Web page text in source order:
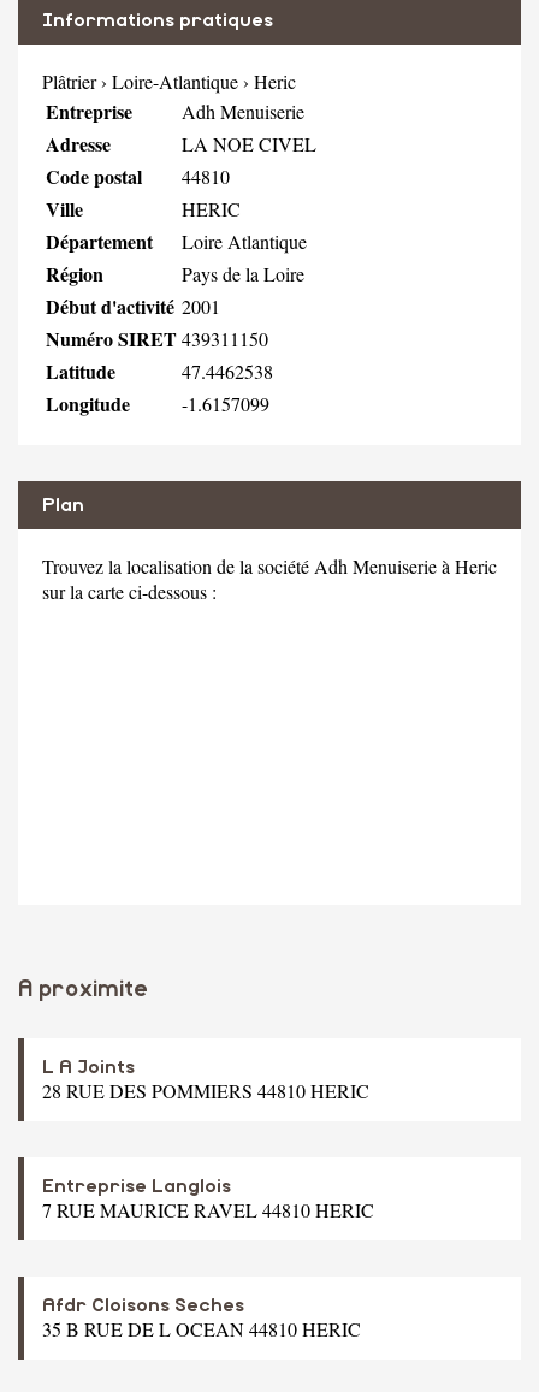
Informations pratiques
Plâtrier› Loire-Atlantique› Heric
Entreprise Adh Menuiserie
Adresse LA NOE CIVEL
Code postal 44810
Ville HERIC
Département Loire Atlantique
Région Pays de la Loire
Début d'activité 2001
Numéro SIRET439311150
Latitude 47.4462538
Longitude -1.6157099
Plan
Trouvez la localisation de la société Adh Menuiserie à Heric
sur la carte ci-dessous :
A proximite
L A Joints
28 RUE DES POMMIERS 44810 HERIC
Entreprise Langlois
7 RUE MAURICE RAVEL 44810 HERIC
Afdr Cloisons Seches
35 B RUE DE L OCEAN 44810 HERIC